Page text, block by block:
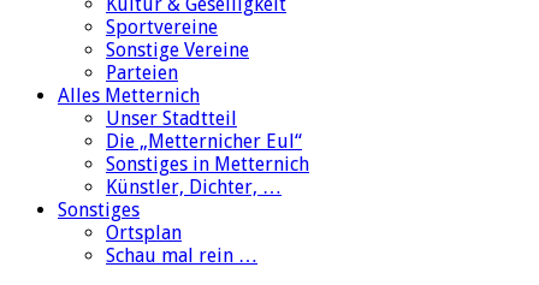
Sportvereine
Sonstige Vereine
Parteien
Alles Metternich
Unser Stadtteil
Die „Metternicher Eul“
Sonstiges in Metternich
Künstler, Dichter, …
Sonstiges
Ortsplan
Schau mal rein …